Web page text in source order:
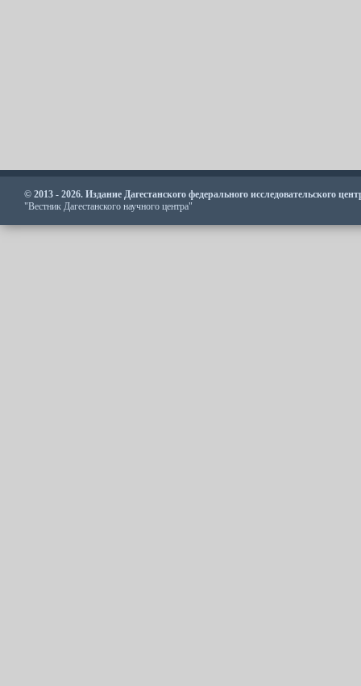
© 2013 - 2026. Издание Дагестанского федерального исследовательского
"Вестник Дагестанского научного центра"